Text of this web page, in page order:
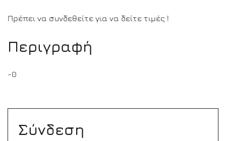
Πρέπει να συνδεθείτε για να δείτε τιμές !
Περιγραφή
-0
Σύνδεση